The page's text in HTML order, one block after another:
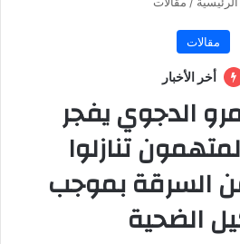
مقالات
أخر الأخبار
الدجوي يفجر
تنازلوا
السرقة بموجب
الضحية